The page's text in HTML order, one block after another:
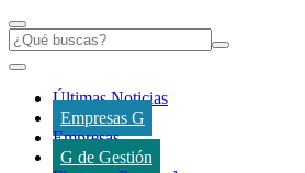
Últimas Noticias
Empresas G
Empresas
G de Gestión